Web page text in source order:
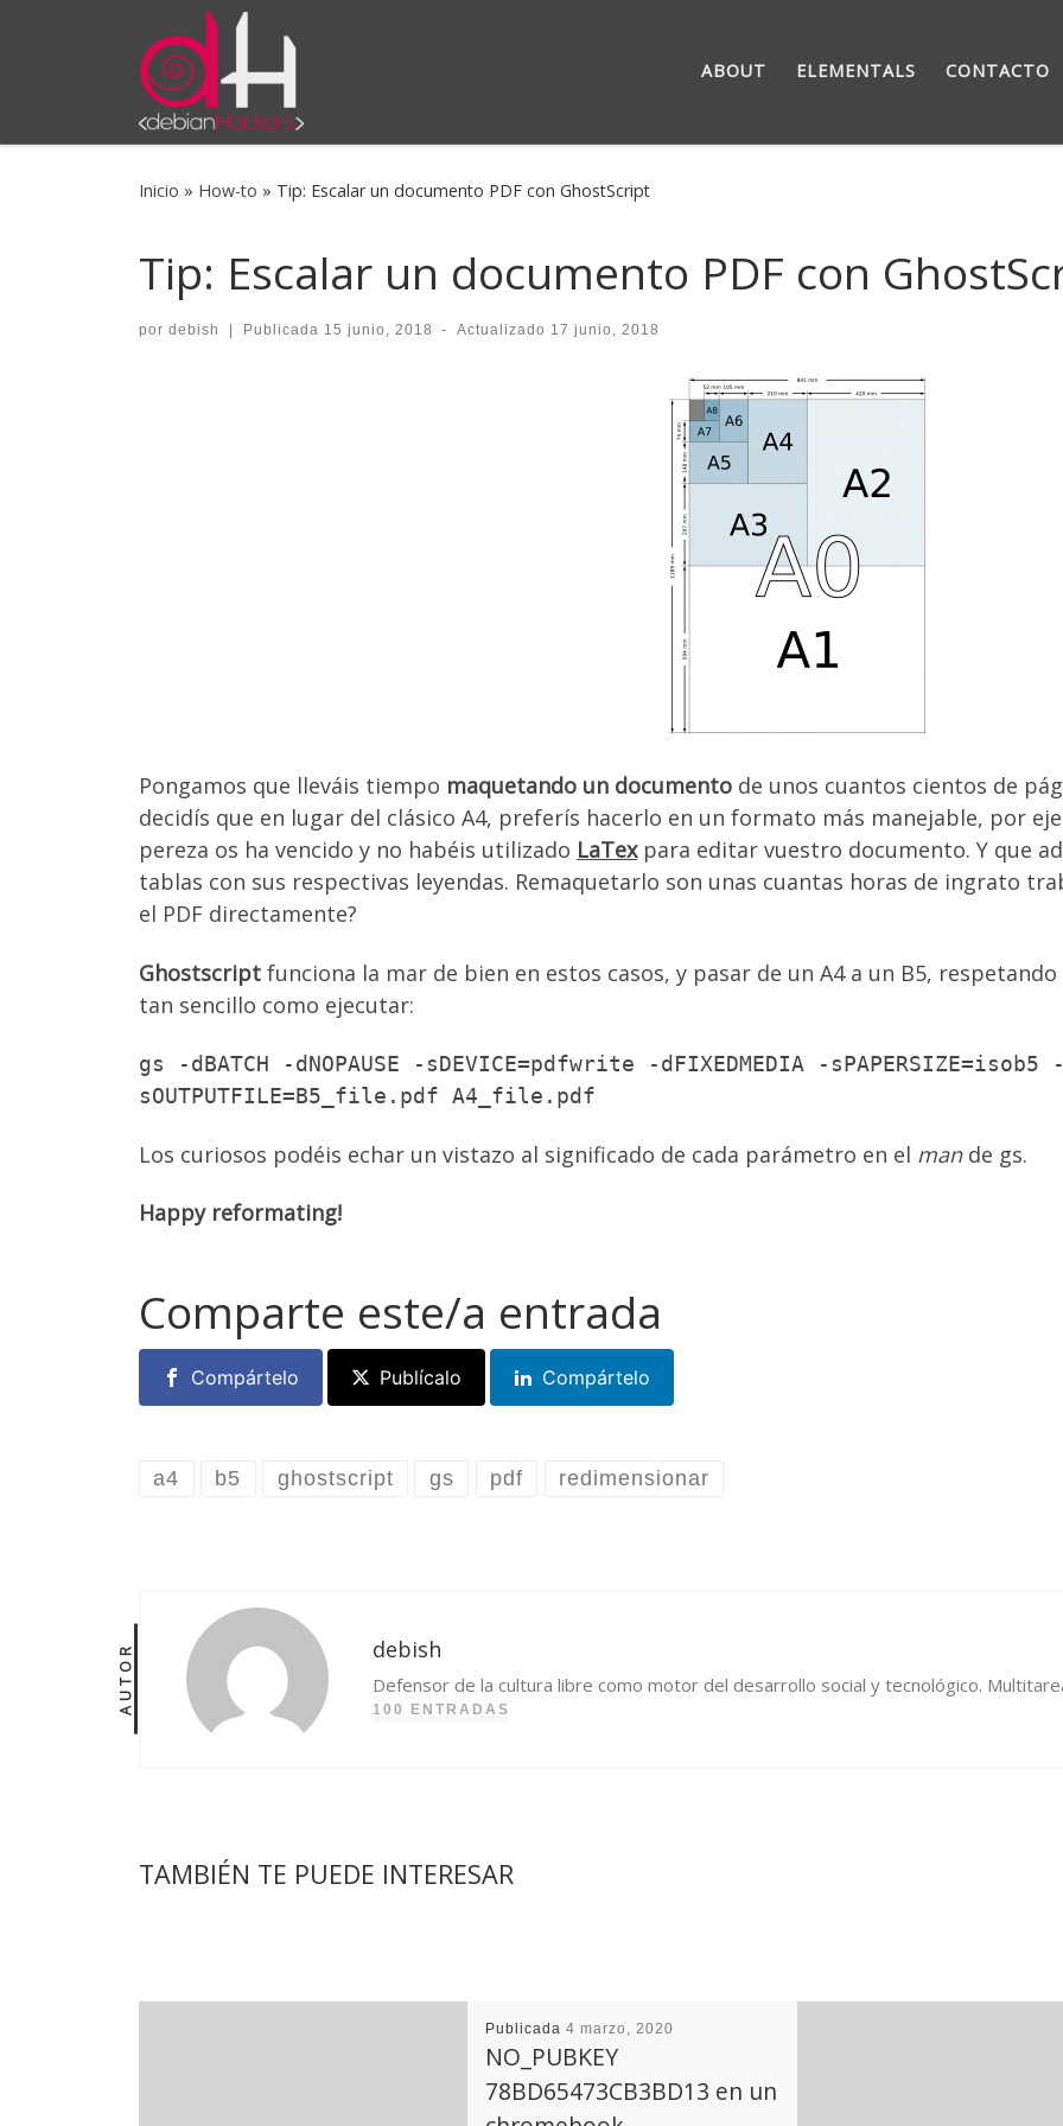
Saltar al contenido
ABOUT ELEMENTALS CONTACTO
Inicio » How-to » Tip: Escalar un documento PDF con GhostScript
Tip: Escalar un documento PDF con
por debish Publicada 15 junio, 2018 - Actualizado 17 junio, 2018
Pongamos que lleváis tiempo maquetando un documento de unos cuantos cientos de
decidís que en lugar del clásico A4, preferís hacerlo en un formato más manejable, por
pereza os ha vencido y no habéis utilizado LaTexpara editar vuestro documento. Y que
tablas con sus respectivas leyendas. Remaquetarlo son unas cuantas horas de ingrato
el PDF directamente?
Ghostscript funciona la mar de bien en estos casos, y pasar de un A4 a un B5,
tan sencillo como ejecutar:
gs -dBATCH -dNOPAUSE -sDEVICE=pdfwrite -dFIXEDMEDIA -
sOUTPUTFILE=B5_file.pdf A4_file.pdf
Los curiosos podéis echar un vistazo al significado de cada parámetro en el mande gs.
Happy reformating!
Comparte este/a entrada
Compártelo Publícalo Compártelo
a4 b5 ghostscript gs pdf redimensionar
AUTOR debish
Defensor de la cultura libre como motor del desarrollo social y tecnológico.
100 ENTRADAS
TAMBIÉN TE PUEDE INTERESAR
Publicada 4 marzo, 2020
NO_PUBKEY
78BD65473CB3BD13 en un